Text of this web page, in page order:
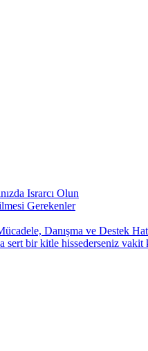
Israrcı Olun
Gerekenler
Danışma ve Destek
sert bir kitle hissederseniz